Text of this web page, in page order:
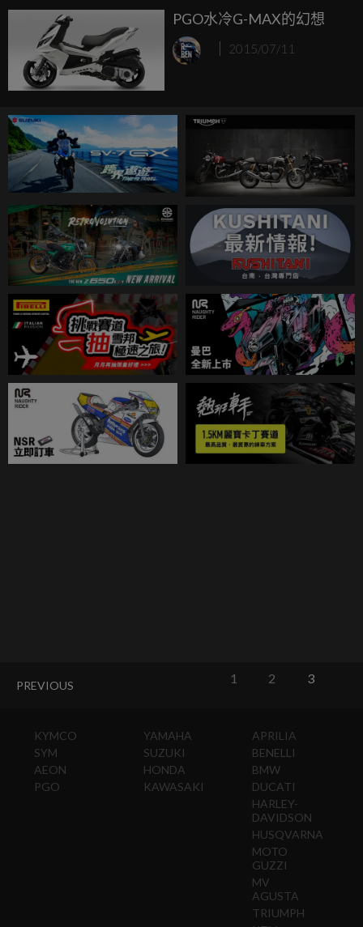
PGO水冷G-MAX的幻想
2015/07/11
PREVIOUS 1 2 3
KYMCO
SYM
AEON
PGO
YAMAHA
SUZUKI
HONDA
KAWASAKI
APRILIA
BENELLI
BMW
DUCATI
HARLEY-
DAVIDSON
HUSQVARNA
MOTO
GUZZI
MV
AGUSTA
TRIUMPH